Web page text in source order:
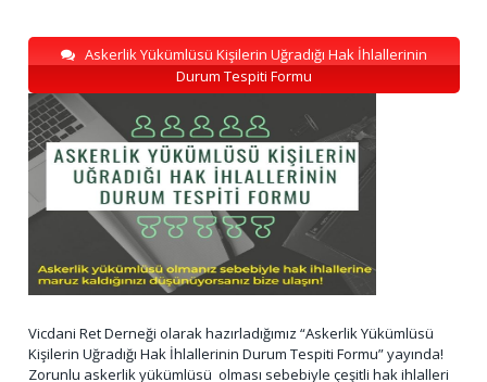
Askerlik Yükümlüsü Kişilerin Uğradığı Hak İhlallerinin
Durum Tespiti Formu
Vicdani Ret Derneği olarak hazırladığımız “Askerlik Yükümlüsü
Kişilerin Uğradığı Hak İhlallerinin Durum Tespiti Formu” yayında!
Zorunlu askerlik yükümlüsü olması sebebiyle çeşitli hak ihlalleri